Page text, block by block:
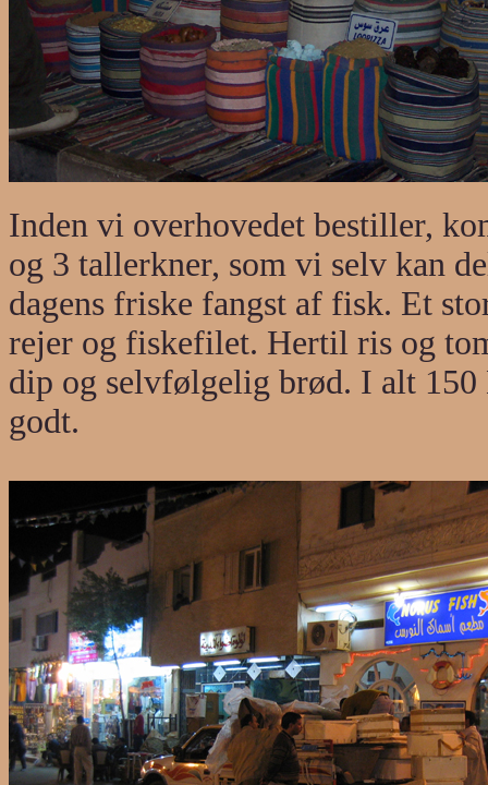
Inden vi overhovedet bestiller,
og 3 tallerkner, som vi selv kan
dagens friske fangst af fisk. Et
rejer og fiskefilet. Hertil ris og
dip og selvfølgelig brød. I alt
godt.